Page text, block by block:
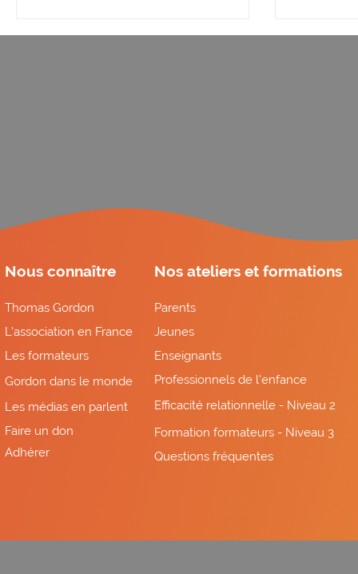
Nos ateliers et formations
Parents
Jeunes
Enseignants
Professionnels de l'enfance
Efficacité relationnelle - Niveau 2
Formation formateurs - Niveau 3
Questions fréquentes
Nous connaître
Thomas Gordon
L'association en France
Les formateurs
Gordon dans le monde
Les médias en parlent
Adhérer
Faire un don